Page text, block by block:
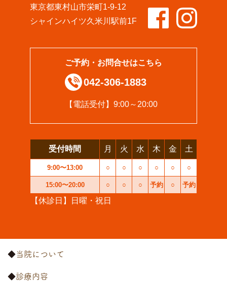
東京都東村山市栄町1-9-12
シャインハイツ久米川駅前1F
ご予約・お問合せはこちら
042-306-1883
【電話受付】9:00～20:00
受付時間 月 火 水 木 金 土
9:00〜13:00 ○ ○ ○ ○ ○ ○
15:00〜20:00 ○ ○ ○ 予約 ○ 予約
【休診日】日曜・祝日
当院について
診療内容